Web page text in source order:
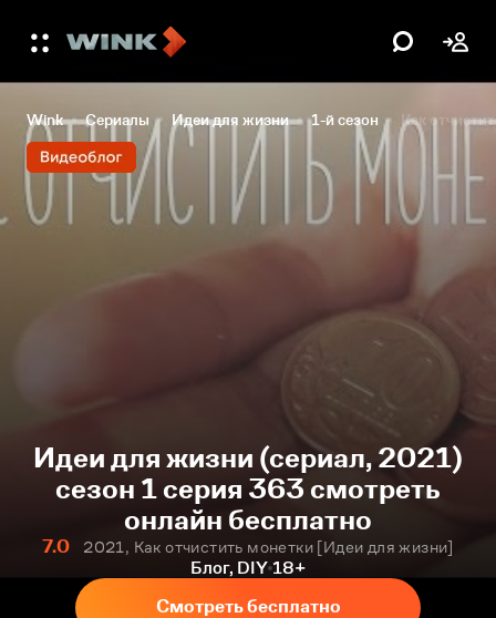
Wink Сериалы Идеи для жизни 1-й сезон Как
Идеи для жизни (сериал, 2021)
сезон 1 серия 363 смотреть
онлайн бесплатно
7.0
2021, Как отчистить монетки [Идеи для жизни]
Блог, DIY 18+
Смотреть бесплатно